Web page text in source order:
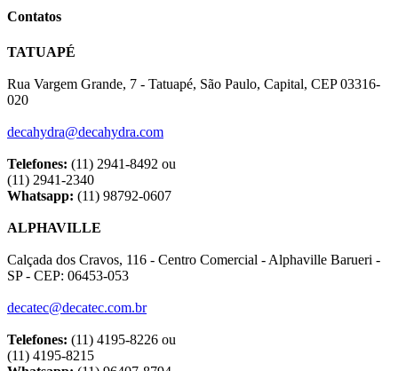
Contatos
TATUAPÉ
Rua Vargem Grande, 7 - Tatuapé, São Paulo, Capital, CEP 03316-
020
decahydra@decahydra.com
Telefones: (11) 2941-8492 ou
(11) 2941-2340
Whatsapp: (11) 98792-0607
ALPHAVILLE
Calçada dos Cravos, 116 - Centro Comercial - Alphaville Barueri -
SP - CEP: 06453-053
decatec@decatec.com.br
Telefones: (11) 4195-8226 ou
(11) 4195-8215